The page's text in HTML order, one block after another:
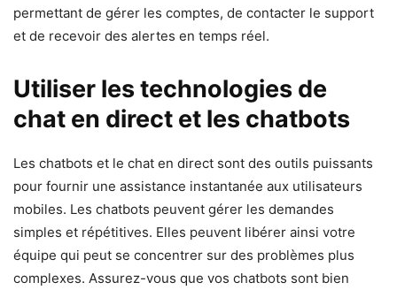
permettant de gérer les comptes, de contacter le support
et de recevoir des alertes en temps réel.
Utiliser les technologies de
chat en direct et les chatbots
Les chatbots et le chat en direct sont des outils puissants
pour fournir une assistance instantanée aux utilisateurs
mobiles. Les chatbots peuvent gérer les demandes
simples et répétitives. Elles peuvent libérer ainsi votre
équipe qui peut se concentrer sur des problèmes plus
complexes. Assurez-vous que vos chatbots sont bien